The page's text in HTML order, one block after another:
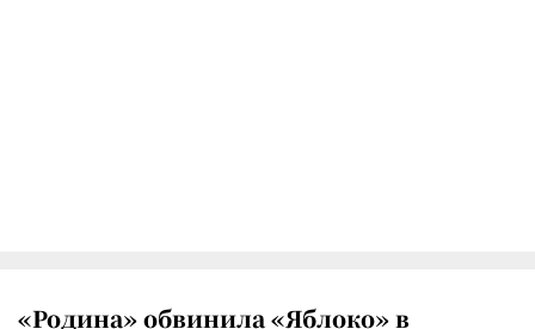
«Родина» обвинила «Яблоко» в